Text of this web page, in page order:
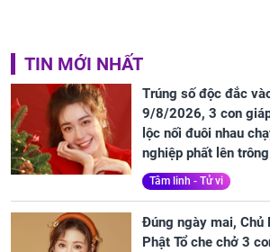
TIN MỚI NHẤT
Trúng số độc đắc
9/8/2026, 3 con
lộc nối đuôi nhau
nghiệp phất lên
Tâm linh - Tử vi
Đúng ngày mai,
Phật Tổ che chở 3